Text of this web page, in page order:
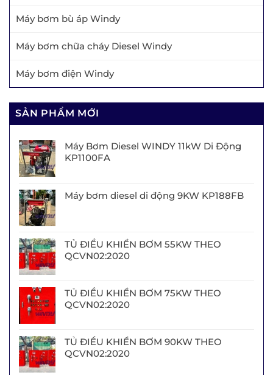
Máy bơm bù áp Windy
Máy bơm chữa cháy Diesel Windy
Máy bơm điện Windy
SẢN PHẨM MỚI
Máy Bơm Diesel WINDY 11kW Di Động
KP1100FA
Máy bơm diesel di động 9KW KP188FB
TỦ ĐIỀU KHIỂN BƠM 55KW THEO
QCVN02:2020
TỦ ĐIỀU KHIỂN BƠM 75KW THEO
QCVN02:2020
TỦ ĐIỀU KHIỂN BƠM 90KW THEO
QCVN02:2020